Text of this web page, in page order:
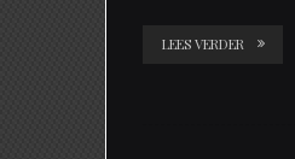
LEES VERDER